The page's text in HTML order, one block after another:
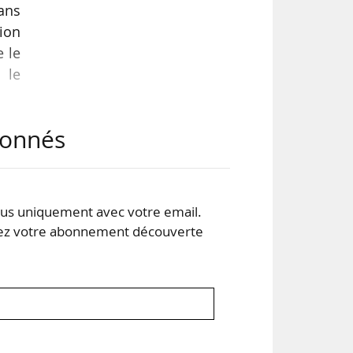
le
le
uniquement avec votre email.
votre abonnement découverte